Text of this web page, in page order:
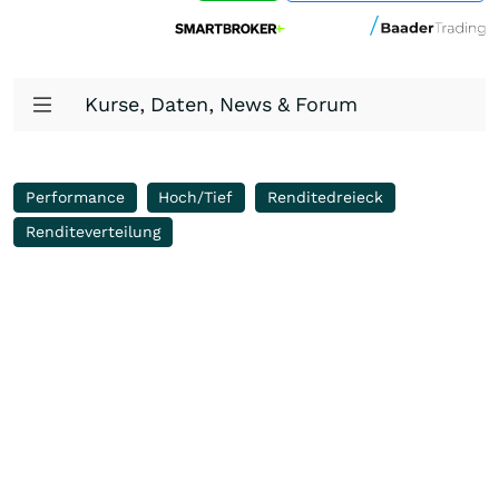
Kurse, Daten, News & Forum
Performance Hoch/Tief
Renditedreieck
Renditeverteilung